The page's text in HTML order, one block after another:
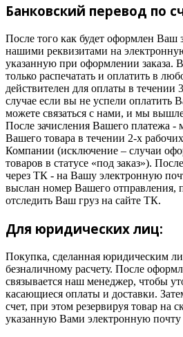
Банковский перевод по
После того как будет оформлен Ваш
нашими реквизитами на
указанную при оформлении заказа.
только распечатать и оплатить в
действителен для оплаты в течении
случае если вы не успели оплатить
можете связаться с нами, и мы
После зачисления Вашего платежа -
Вашего товара в течении 2-х
Компании (исключение – случаи
товаров в статусе «под заказ»).
через ТК - на Вашу электронную
выслан номер Вашего отправления,
отследить Ваш груз на сайте ТК.
Для юридических лиц:
Покупка, сделанная юридическим
безналичному расчету. После
связывается наш менеджер, чтобы
касающиеся оплаты и доставки.
счет, при этом резервируя товар на
указанную Вами электронную почту